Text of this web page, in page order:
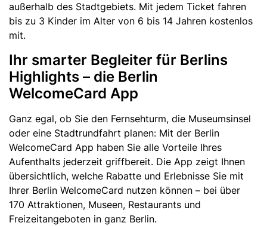
außerhalb des Stadtgebiets. Mit jedem Ticket fahren
bis zu 3 Kinder im Alter von 6 bis 14 Jahren kostenlos
mit.
Ihr smarter Begleiter für Berlins
Highlights – die Berlin
WelcomeCard App
Ganz egal, ob Sie den Fernsehturm, die Museumsinsel
oder eine Stadtrundfahrt planen: Mit der Berlin
WelcomeCard App haben Sie alle Vorteile Ihres
Aufenthalts jederzeit griffbereit. Die App zeigt Ihnen
übersichtlich, welche Rabatte und Erlebnisse Sie mit
Ihrer Berlin WelcomeCard nutzen können – bei über
170 Attraktionen, Museen, Restaurants und
Freizeitangeboten in ganz Berlin.